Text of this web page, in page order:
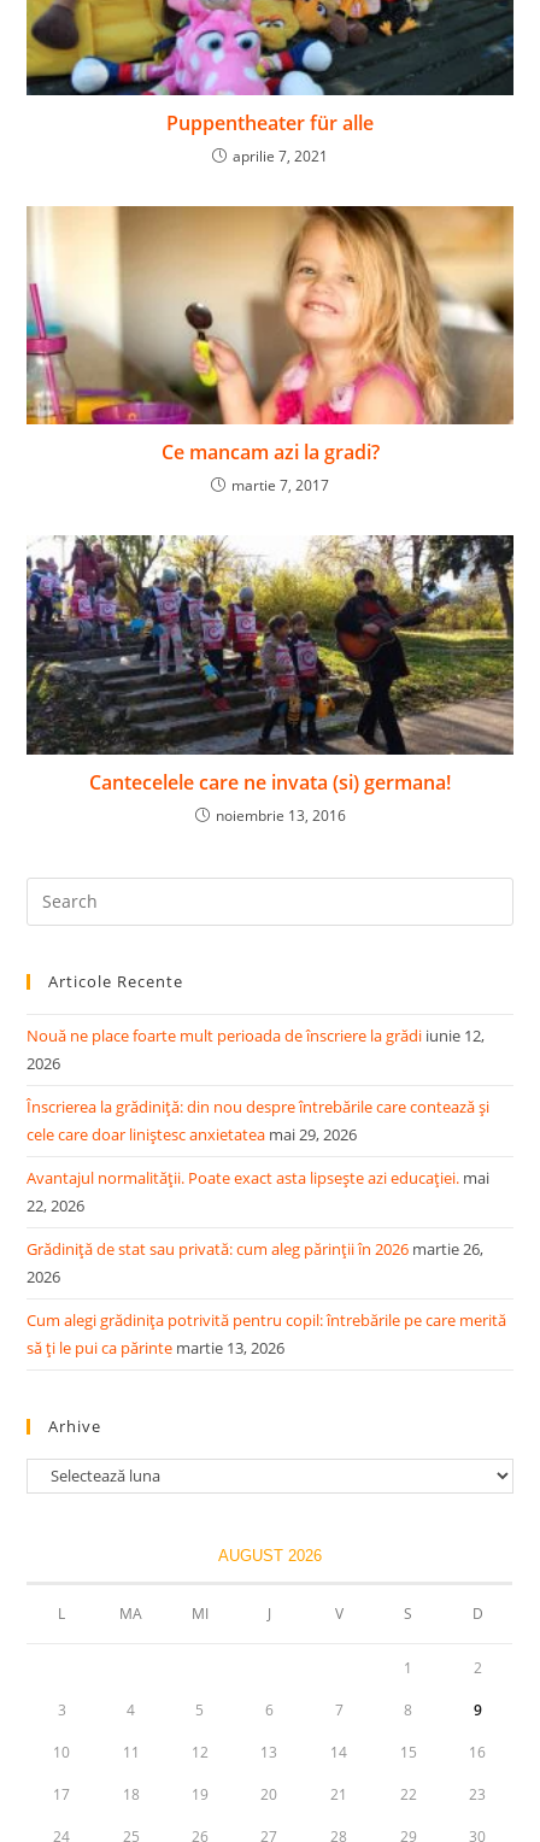
Puppentheater für alle
aprilie 7, 2021
Ce mancam azi la gradi?
martie 7, 2017
Cantecelele care ne invata (si) germana!
noiembrie 13, 2016
Articole Recente
Nouă ne place foarte mult perioada de înscriere la grădi iunie 12,
2026
Înscrierea la grădiniță: din nou despre întrebările care contează și
cele care doar liniștesc anxietatea mai 29, 2026
Avantajul normalității. Poate exact asta lipsește azi educației. mai
22, 2026
Grădiniță de stat sau privată: cum aleg părinții în 2026 martie 26,
2026
Cum alegi grădinița potrivită pentru copil: întrebările pe care merită
să ți le pui ca părinte martie 13, 2026
Arhive
Arhive
AUGUST 2026
L MA MI J V S D
1 2
3 4 5 6 7 8 9
10 11 12 13 14 15 16
17 18 19 20 21 22 23
24 25 26 27 28 29 30